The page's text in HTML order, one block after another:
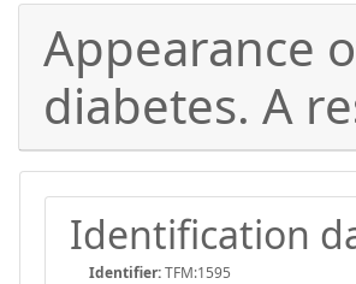
Appearance
diabetes. A
Identification
Identifier:TFM:1595